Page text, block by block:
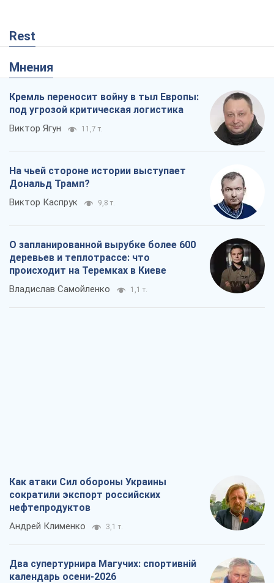
Rest
Мнения
Кремль переносит войну в тыл Европы:
под угрозой критическая логистика
Виктор Ягун 11,7 т.
На чьей стороне истории выступает
Дональд Трамп?
Виктор Каспрук 9,8 т.
О запланированной вырубке более 600
деревьев и теплотрассе: что
происходит на Теремках в Киеве
Владислав Самойленко 1,1 т.
Как атаки Сил обороны Украины
сократили экспорт российских
нефтепродуктов
Андрей Клименко 3,1 т.
Два супертурнира Магучих: спортивній
календарь осени-2026